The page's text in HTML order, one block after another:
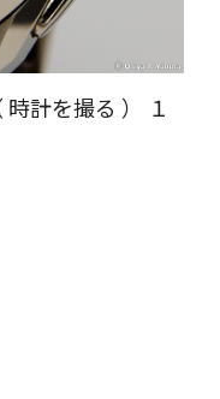
計を撮る ） １